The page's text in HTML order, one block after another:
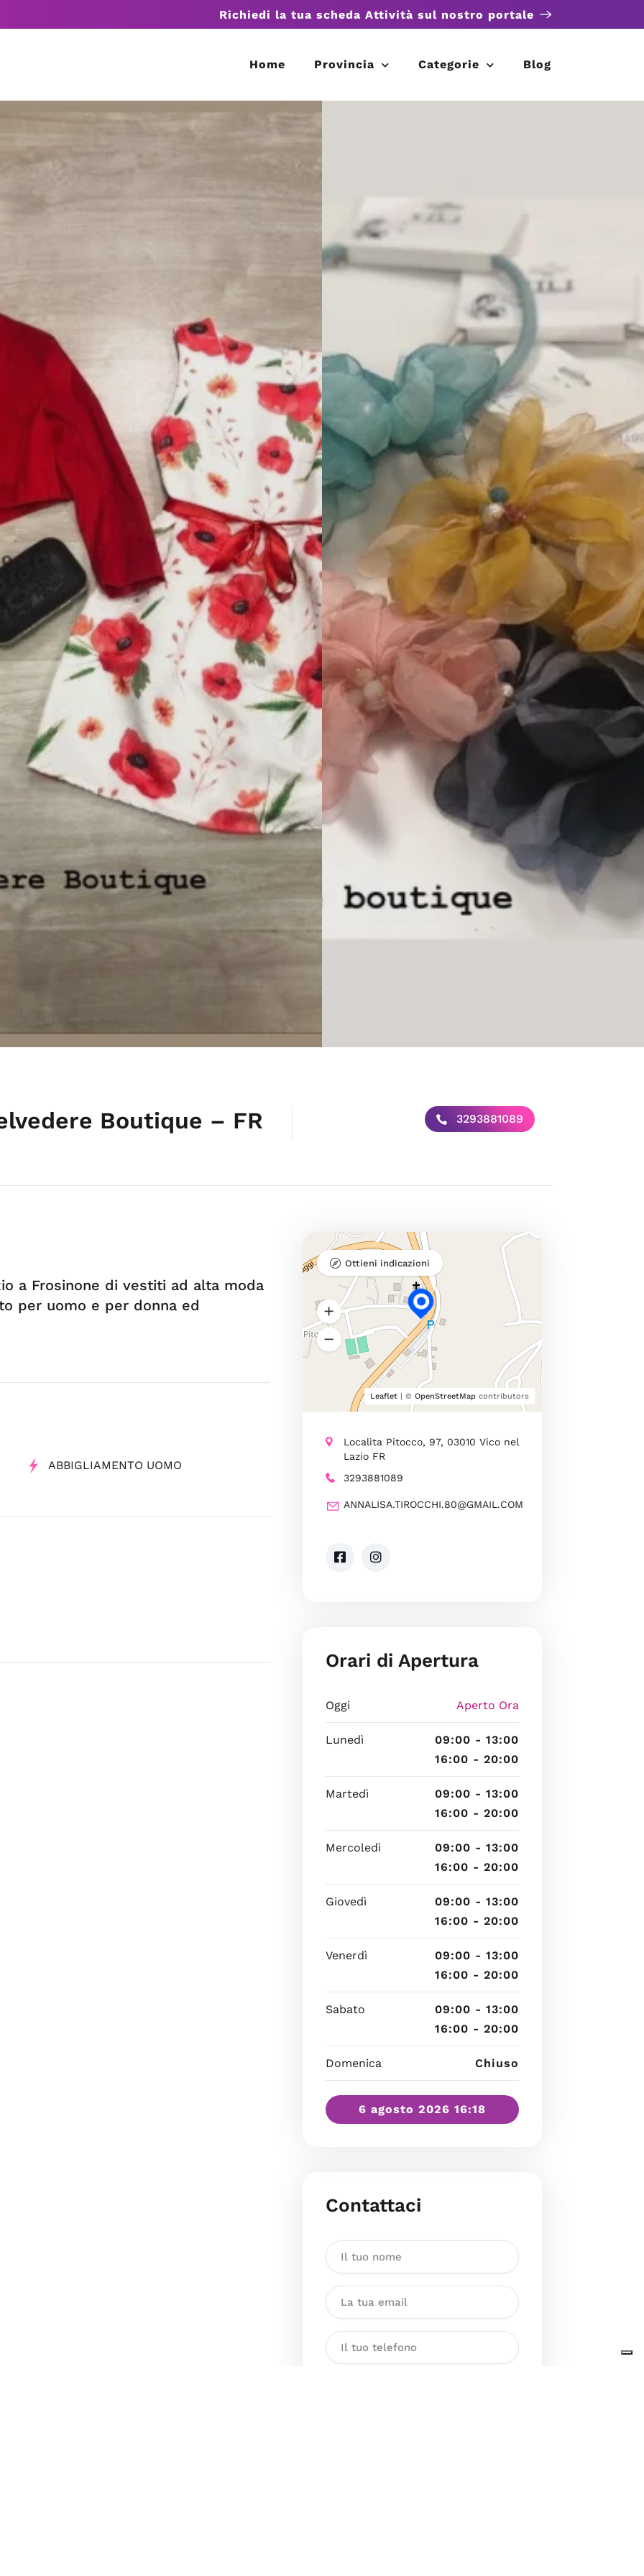
Richiedi la tua scheda Attività sul nostro portale
Home Provincia Categorie Blog
Boutique – FR 3293881089
a Frosinone di vestiti ad alta moda
per uomo e per donna ed
ABBIGLIAMENTO UOMO
Leaflet| © OpenStreetMapcontributors
Ottieni indicazioni
Localita Pitocco, 97, 03010 Vico nel
Lazio FR
3293881089
ANNALISA.TIROCCHI.80@GMAIL.COM
Orari di Apertura
Oggi Aperto Ora
Lunedì
09:00 - 13:00
16:00 - 20:00
Martedì
09:00 - 13:00
16:00 - 20:00
Mercoledì
09:00 - 13:00
16:00 - 20:00
Giovedì
09:00 - 13:00
16:00 - 20:00
Venerdì
09:00 - 13:00
16:00 - 20:00
Sabato
09:00 - 13:00
16:00 - 20:00
Domenica Chiuso
6 agosto 2026 16:18
Contattaci